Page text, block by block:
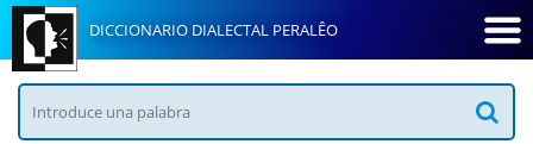
DICCIONARIO DIALECTAL PERALÊO